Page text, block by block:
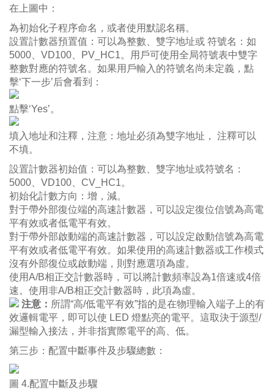
在上圖中：
為初始化子程序命名，或者使用默認名稱。
設置計數器預置值：可以為整數、雙字地址或 符號名：如
5000、VD100、PV_HC1。用戶可使用全局符號表中雙字
整數對應的符號名。如果用戶輸入的符號名尚未定義，點
擊‘下一步’后會看到：
點擊‘Yes’。
填入地址和注釋，注意：地址必須為雙字地址， 注釋可以
不填。
設置計數器初始值：可以為整數、雙字地址或符號名：
5000、VD100、CV_HC1。
初始化計數方向：增，減。
對于帶外部復位端的高速計數器，可以設定復位信號為高電
平有效或者低電平有效。
對于帶外部啟動端的高速計數器，可以設定啟動信號為高電
平有效或者低電平有效。如果使用的高速計數器或工作模式
沒有外部復位或啟動端，則對應選項為虛。
使用A/B相正交計數器時，可以將計數頻率設為1倍速或4倍
速。使用非A/B相正交計數器時，此項為虛。
注意： 所謂“高/低電平有效”指的是在物理輸入端子上的有
效邏輯電平，即可以使 LED 燈點亮的電平。這取決于源型/
漏型輸入接法，并非指實際電平的高、低。
第三步：配置中斷事件及步驟總數：
圖 4.配置中斷及步驟